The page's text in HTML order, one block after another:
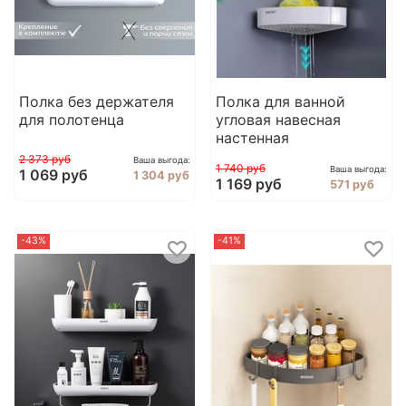
Полка без держателя
для полотенца
2 373 руб
1 069 руб
Ваша выгода:
1 304 руб
Полка для ванной
угловая навесная
настенная
1 740 руб
1 169 руб
Ваша выгода:
571 руб
-43% -41%